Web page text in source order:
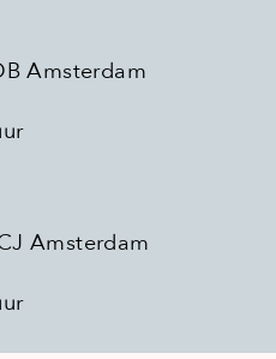
Amsterdam
Amsterdam